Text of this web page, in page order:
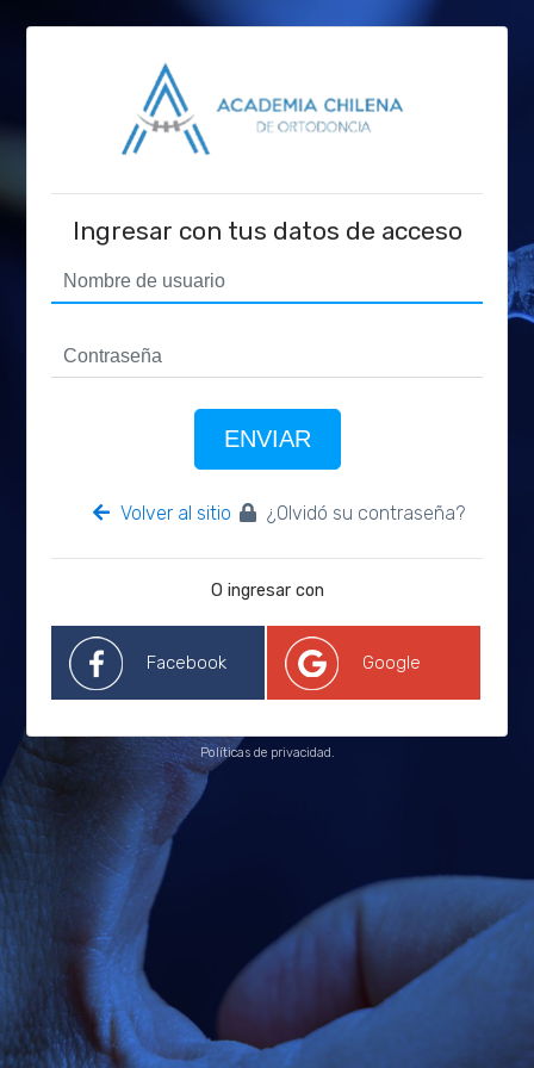
Ingresar con tus datos de acceso
ENVIAR
Volver al sitio ¿Olvidó su contraseña?
O ingresar con
Facebook Google
Políticas de privacidad.